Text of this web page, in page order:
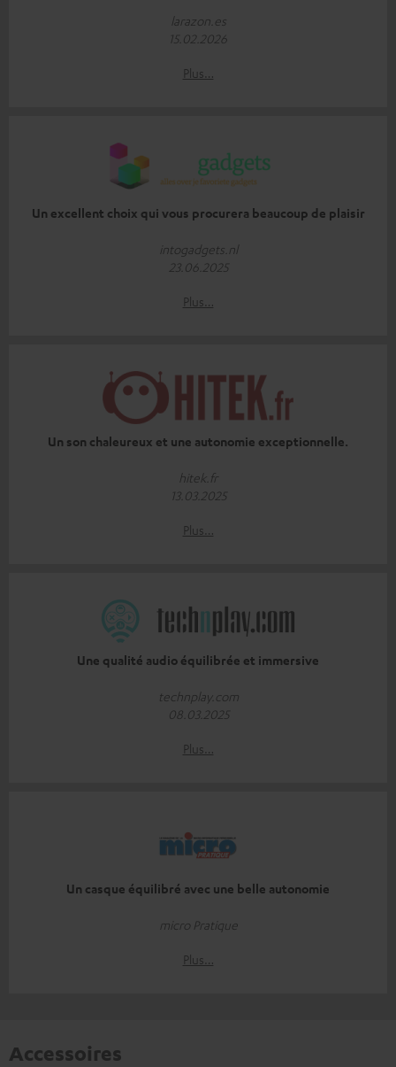
larazon.es
15.02.2026
Plus…
Un excellent choix qui vous procurera beaucoup de plaisir
intogadgets.nl
23.06.2025
Plus…
Un son chaleureux et une autonomie exceptionnelle.
hitek.fr
13.03.2025
Plus…
Une qualité audio équilibrée et immersive
technplay.com
08.03.2025
Plus…
Un casque équilibré avec une belle autonomie
micro Pratique
Plus…
Accessoires